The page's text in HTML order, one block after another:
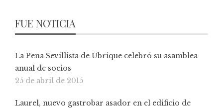
FUE NOTICIA
La Peña Sevillista de Ubrique celebró su asamblea
anual de socios
25 de abril de 2015
Laurel, nuevo gastrobar asador en el edificio de